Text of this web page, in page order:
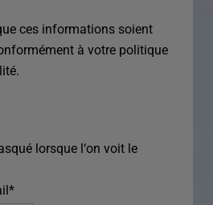
ces informations soient
à votre politique
lorsque l‘on voit le
*